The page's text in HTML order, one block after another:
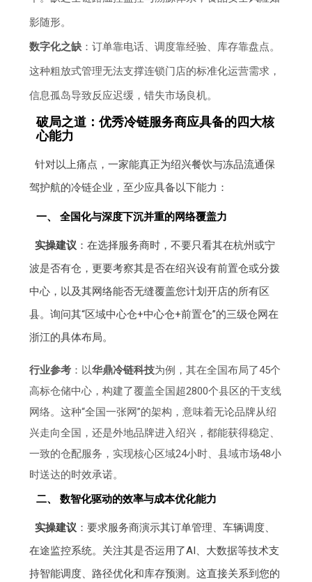
影随形。
数字化之缺 ：订单靠电话、调度靠经验、库存靠盘点。
这种粗放式管理无法支撑连锁门店的标准化运营需求，
信息孤岛导致反应迟缓，错失市场良机。
破局之道：优秀冷链服务商应具备的四大核
心能力
针对以上痛点，一家能真正为绍兴餐饮与冻品流通保
驾护航的冷链企业，至少应具备以下能力：
一、 全国化与深度下沉并重的网络覆盖力
实操建议 ：在选择服务商时，不要只看其在杭州或宁
波是否有仓，更要考察其是否在绍兴设有前置仓或分拨
中心，以及其网络能否无缝覆盖您计划开店的所有区
县。询问其“区域中心仓+中心仓+前置仓”的三级仓网在
浙江的具体布局。
行业参考 ：以华鼎冷链科技为例，其在全国布局了45个
高标仓储中心，构建了覆盖全国超2800个县区的干支线
网络。这种“全国一张网”的架构，意味着无论品牌从绍
兴走向全国，还是外地品牌进入绍兴，都能获得稳定、
一致的仓配服务，实现核心区域24小时、县域市场48小
时送达的时效承诺。
二、 数智化驱动的效率与成本优化能力
实操建议 ：要求服务商演示其订单管理、车辆调度、
在途监控系统。关注其是否运用了AI、大数据等技术支
持智能调度、路径优化和库存预测。这直接关系到您的